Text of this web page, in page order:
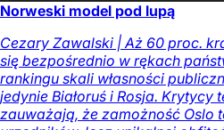
Norweski model pod lupą
Cezary Zawalski | Aż 60 proc.
się bezpośrednio w rękach
rankingu skali własności
jedynie Białoruś i Rosja. Krytycy
zauważają, że zamożność Oslo